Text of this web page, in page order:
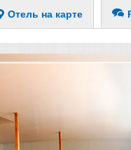
Отель на карте